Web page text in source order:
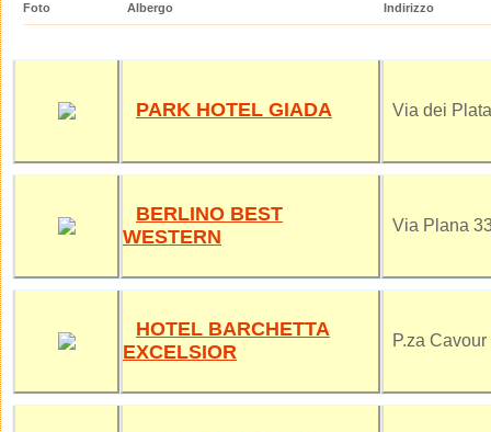
Foto Albergo Indirizzo
PARK HOTEL GIADA Via dei
BERLINO BEST
WESTERN
Via Plana
HOTEL BARCHETTA
EXCELSIOR
P.za Cavour